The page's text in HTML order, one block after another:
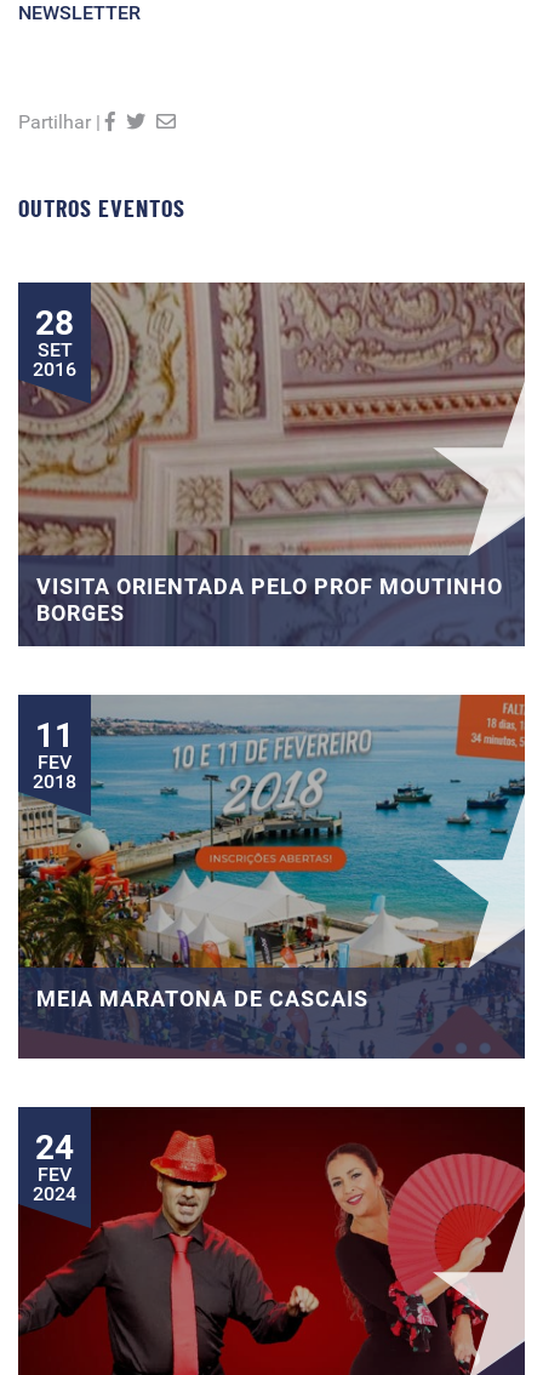
NEWSLETTER
Partilhar |
OUTROS EVENTOS
28
SET
2016
VISITA ORIENTADA PELO PROF MOUTINHO
BORGES
11
FEV
2018
MEIA MARATONA DE CASCAIS
24
FEV
2024